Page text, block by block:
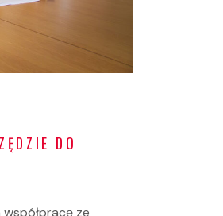
DO
współpracę ze